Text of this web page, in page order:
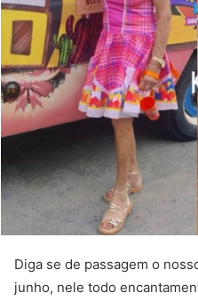
Diga se de passagem o
junho, nele todo